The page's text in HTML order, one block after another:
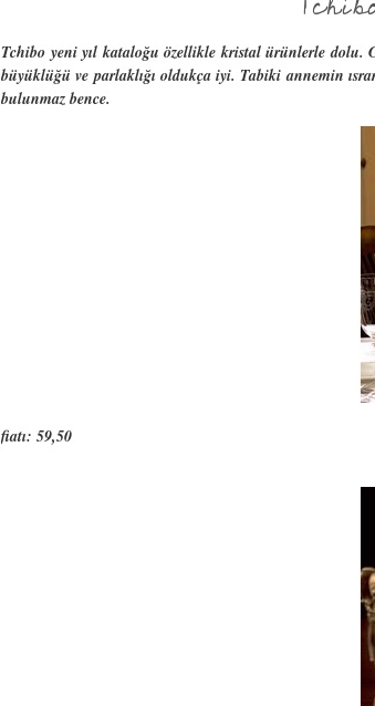
Tchibo yeni yıl kataloğu özellikle kristal ürünlerle dolu.
büyüklüğü ve parlaklığı oldukça iyi. Tabiki annemin
bulunmaz bence.
fiatı: 59,50